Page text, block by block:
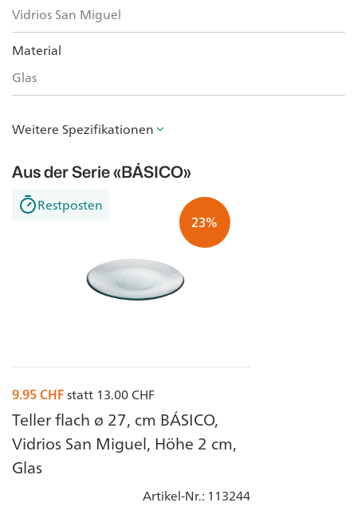
Vidrios San Miguel
Material
Glas
Weitere Spezifikationen
Aus der Serie«BÁSICO»
23%
Restposten
9.95CHFstatt 13.00CHF
Teller flach ø 27, cm BÁSICO,
Vidrios San Miguel, Höhe 2 cm,
Glas
Artikel-Nr.: 113244